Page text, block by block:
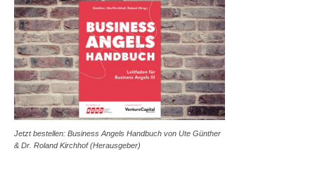
Jetzt bestellen: Business Angels Handbuch von Ute Günther
& Dr. Roland Kirchhof (Herausgeber)